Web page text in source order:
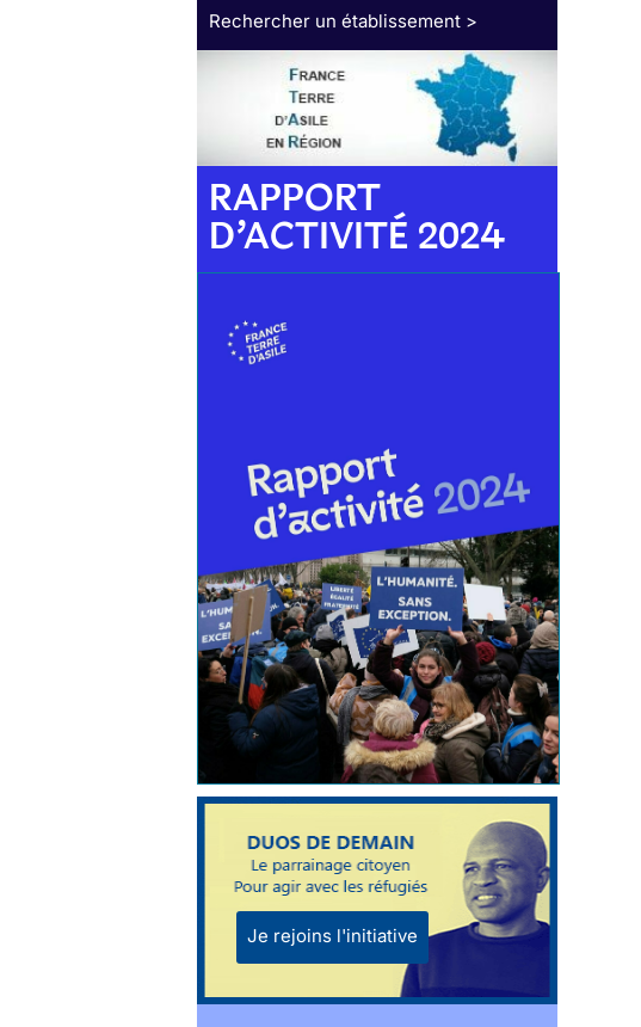
Rechercher un établissement >
RAPPORT
D’ACTIVITÉ 2024
Je rejoins l'initiative